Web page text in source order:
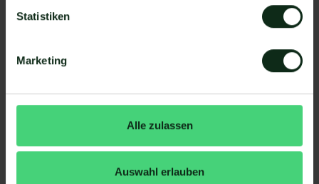
Statistiken
Marketing
Alle zulassen
Auswahl erlauben
Nachrichtenvorlage mit hellomateo versenden).
Arbeitsaufwand.
Detaillierte Anleitung: Durch ein
Ereignis in Venue eine
automatisierte WhatsApp
Nachricht versenden